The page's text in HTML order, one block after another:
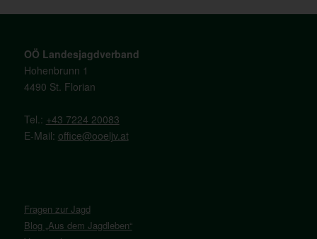
OÖ Landesjagdverband
Hohenbrunn 1
4490 St. Florian
Tel.: +43 7224 20083
E-Mail: office@ooeljv.at
Fragen zur Jagd
Blog „Aus dem Jagdleben“